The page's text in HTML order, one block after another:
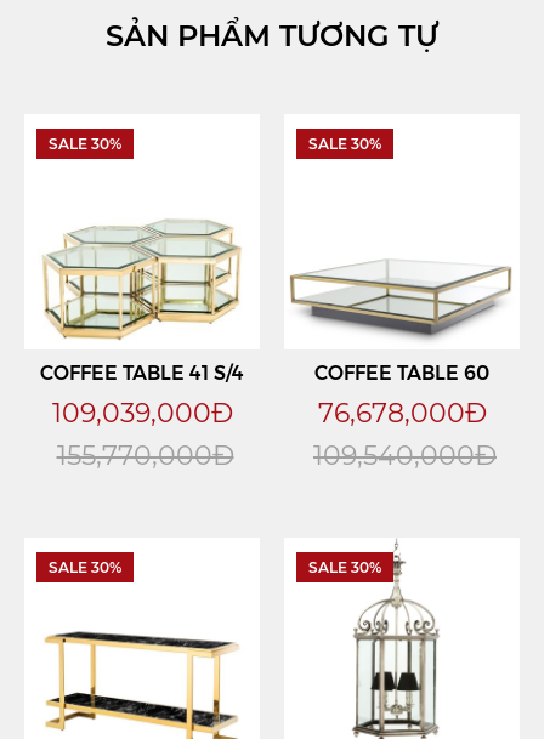
SẢN PHẨM TƯƠNG TỰ
SALE 30%
COFFEE TABLE 41 S/4
109,039,000Đ
155,770,000Đ
SALE 30%
COFFEE TABLE 60
76,678,000Đ
109,540,000Đ
SALE 30% SALE 30%